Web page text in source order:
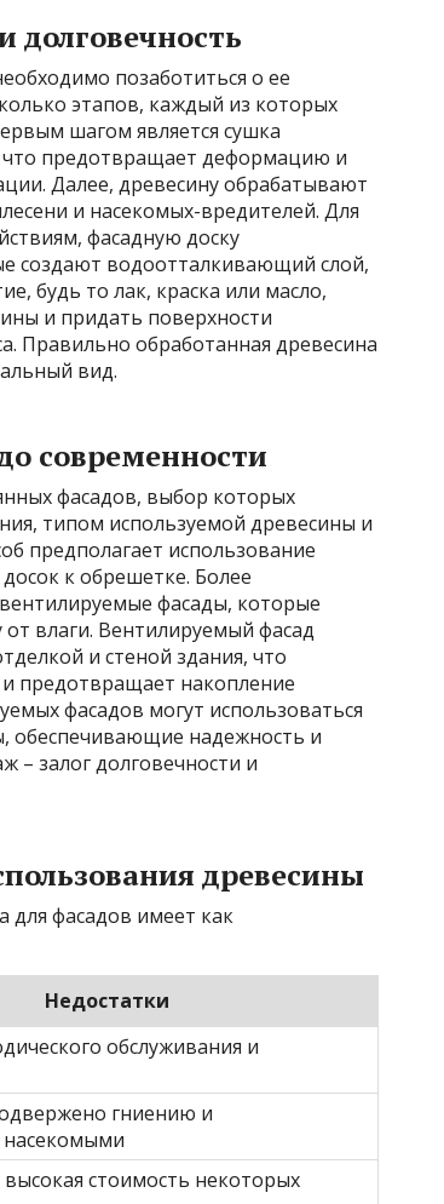
долговечность
позаботиться о ее
этапов, каждый из которых
шагом является сушка
предотвращает деформацию и
Далее, древесину обрабатывают
и насекомых-вредителей. Для
фасадную доску
создают водоотталкивающий слой,
будь то лак, краска или масло,
и придать поверхности
Правильно обработанная древесина
вид.
современности
фасадов, выбор которых
типом используемой древесины и
предполагает использование
к обрешетке. Более
фасады, которые
влаги. Вентилируемый фасад
и стеной здания, что
и предотвращает накопление
фасадов могут использоваться
обеспечивающие надежность и
– залог долговечности и
древесины
для фасадов имеет как
Недостатки
обслуживания и
гниению и
стоимость некоторых